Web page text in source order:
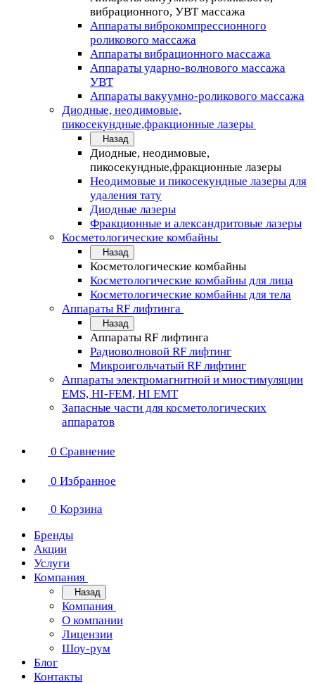
вибрационного, УВТ массажа
Аппараты виброкомпрессионного
роликового массажа
Аппараты вибрационного массажа
Аппараты ударно-волнового массажа
УВТ
Аппараты вакуумно-роликового массажа
Диодные, неодимовые,
пикосекундные,фракционные лазеры
Назад
Диодные, неодимовые,
пикосекундные,фракционные лазеры
Неодимовые и пикосекундные лазеры для
удаления тату
Диодные лазеры
Фракционные и александритовые лазеры
Косметологические комбайны
Назад
Косметологические комбайны
Косметологические комбайны для лица
Косметологические комбайны для тела
Аппараты RF лифтинга
Назад
Аппараты RF лифтинга
Радиоволновой RF лифтинг
Микроигольчатый RF лифтинг
Аппараты электромагнитной и миостимуляции
EMS, HI-FEM, HI EMT
Запасные части для косметологических
аппаратов
0 Сравнение
0 Избранное
0 Корзина
Бренды
Акции
Услуги
Компания
Назад
Компания
О компании
Лицензии
Шоу-рум
Блог
Контакты